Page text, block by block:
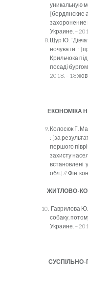
уникальную
[бердянские
захоронение
Украине. –
Щур Ю.
ночувати” :
Крильчока під
посаді
2018. – 18
ЕКОНОМІКА
Колосюк Г.
: [за
першого
захисту
встановлені
обл.] // Фін.
ЖИТЛОВО-
Гаврилова
собаку,
Украине. –
СУСПІЛЬНО-